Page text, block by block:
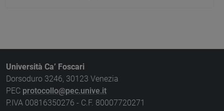
Università Ca’ Foscari
Dorsoduro 3246, 30123 Venezia
PEC protocollo@pec.unive.it
P.IVA 00816350276 - C.F. 80007720271